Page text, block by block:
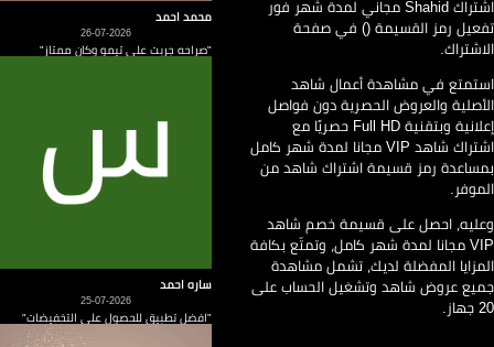
اشتراك Shahid مجاني لمدة شهر فور
رمز القسيمة () في صفحة
في مشاهدة أعمال شاهد
والعروض الحصرية دون فواصل
إعلانية وبتقنية Full HD حصريًا مع
اشتراك شاهد VIP مجانا لمدة شهر كامل
رمز قسيمة اشتراك شاهد من
احصل على قسيمة خصم شاهد
VIP مجانا لمدة شهر كامل، وتمتّع بكافة
المفضلة لديك، تشمل مشاهدة
عروض شاهد وتشغيل الحساب على
محمد احمد
26-07-2026
"صراحه جربت على تيمو وكان ممتاز"
ساره احمد
25-07-2026
"افضل تطبيق للحصول على التخفيضات"